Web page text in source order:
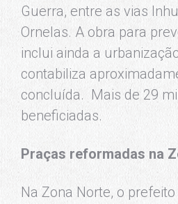
Guerra, entre as vias
Ornelas. A obra para
inclui ainda a
contabiliza
concluída. Mais de 29
beneficiadas.
Praças reformadas na
Na Zona Norte, o